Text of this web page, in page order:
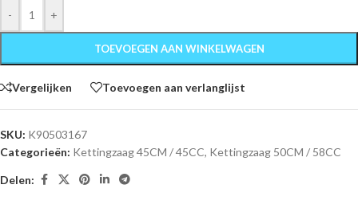
- +
TOEVOEGEN AAN WINKELWAGEN
Vergelijken Toevoegen aan verlanglijst
SKU: K90503167
Categorieën: Kettingzaag 45CM / 45CC, Kettingzaag 50CM / 58CC
Delen: